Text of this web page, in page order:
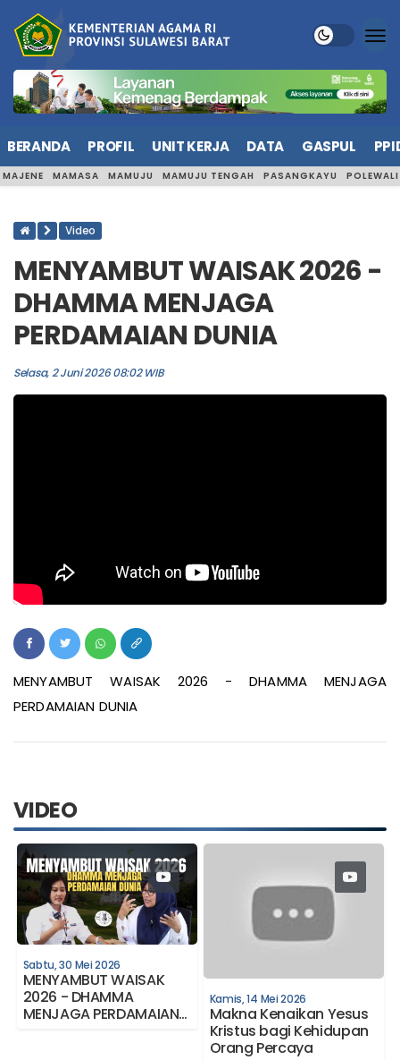
BERANDA PROFIL UNIT KERJA DATA GASPUL
MAJENE MAMASA MAMUJU MAMUJU TENGAH PASANGKAYU
Video
MENYAMBUT WAISAK 2026 -
DHAMMA MENJAGA
PERDAMAIAN DUNIA
Selasa, 2 Juni 2026 08:02 WIB
MENYAMBUT WAISAK 2026 - DHAMMA MENJAGA
PERDAMAIAN DUNIA
VIDEO
Sabtu, 30 Mei 2026
MENYAMBUT WAISAK
2026 - DHAMMA
MENJAGA PERDAMAIAN
Kamis, 14 Mei 2026
Makna Kenaikan Yesus
Kristus bagi Kehidupan
Orang Percaya